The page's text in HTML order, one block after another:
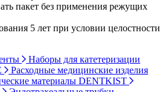
пакет без применения режущих
5 лет при условии целостности
Наборы для катетеризации
Расходные медицинские изделия
материалы DENTKIST